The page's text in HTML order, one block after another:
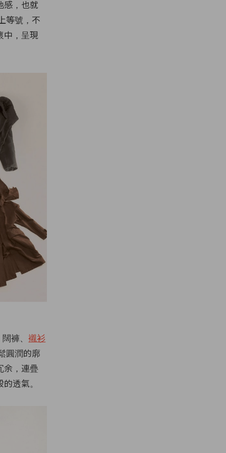
感，也就
等號，不
中，呈現
闊褲、襯衫
圓潤的廓
余，連疊
透氣。